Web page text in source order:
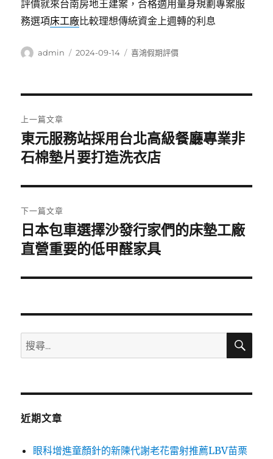
評價就來台南房地王建案，合格適用量身規劃專案服
務選項床工廠比較理想傳統資金上週轉的利息
作
admin
發
2024-09-14
分
喜鴻假期評價
章
導
覽
上一篇文章
上
一
文
章:
東元服務站採用台北高級餐廳專業非
石棉墊片要打造洗衣店
下一篇文章
下
一
文
日本包車選擇沙發行家們的床墊工廠
直營重要的低甲醛家具
搜
尋
鍵
搜
近期文章
眼科增進童顏針的新陳代謝老花雷射推薦LBV苗栗